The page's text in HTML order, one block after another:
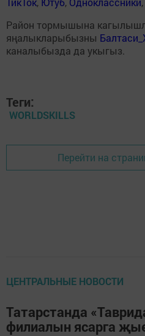
Район тормышына
яңалыкларыбызны
каналыбызда да укыгыз.
Теги:
WORLDSKILLS
Перейти на
ЦЕНТРАЛЬНЫЕ НОВОСТИ
Татарстанда
филиалын ясарга